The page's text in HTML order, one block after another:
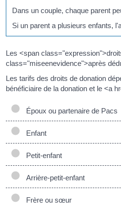
Dans un couple, chaque parent
Si un parent a plusieurs enfants,
Les <span
class="miseenevidence">après
Les tarifs des droits de donation
bénéficiaire de la donation et le <a
Époux ou partenaire de Pacs
Enfant
Petit-enfant
Arrière-petit-enfant
Frère ou sœur